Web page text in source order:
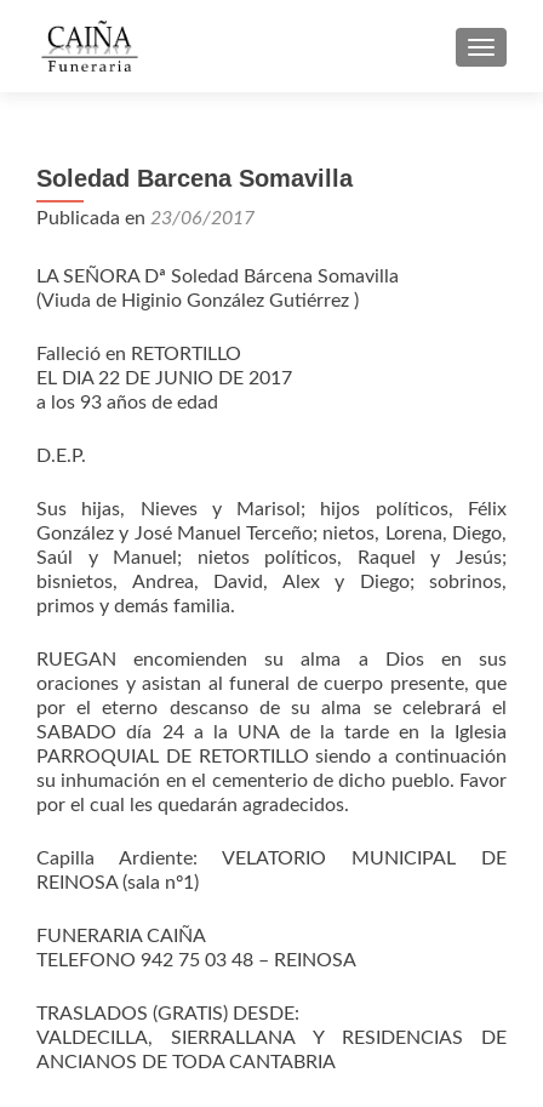
Soledad Barcena Somavilla
Publicada en 23/06/2017
LA SEÑORA Dª Soledad Bárcena Somavilla
(Viuda de Higinio González Gutiérrez )
Falleció en RETORTILLO
EL DIA 22 DE JUNIO DE 2017
a los 93 años de edad
D.E.P.
Sus hijas, Nieves y Marisol; hijos políticos, Félix
González y José Manuel Terceño; nietos, Lorena, Diego,
Saúl y Manuel; nietos políticos, Raquel y Jesús;
bisnietos, Andrea, David, Alex y Diego; sobrinos,
primos y demás familia.
RUEGAN encomienden su alma a Dios en sus
oraciones y asistan al funeral de cuerpo presente, que
por el eterno descanso de su alma se celebrará el
SABADO día 24 a la UNA de la tarde en la Iglesia
PARROQUIAL DE RETORTILLO siendo a continuación
su inhumación en el cementerio de dicho pueblo. Favor
por el cual les quedarán agradecidos.
Capilla Ardiente: VELATORIO MUNICIPAL DE
REINOSA (sala nº1)
FUNERARIA CAIÑA
TELEFONO 942 75 03 48 – REINOSA
TRASLADOS (GRATIS) DESDE:
VALDECILLA, SIERRALLANA Y RESIDENCIAS DE
ANCIANOS DE TODA CANTABRIA